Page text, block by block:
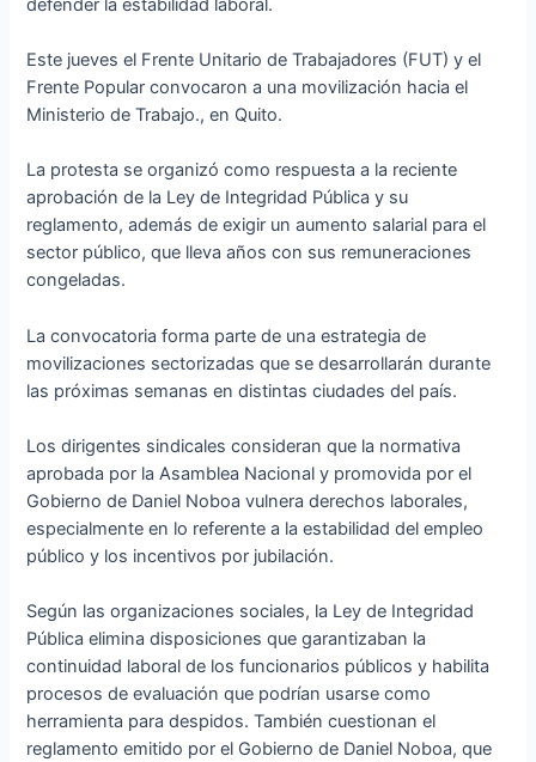
defender la estabilidad laboral.
Este jueves el Frente Unitario de Trabajadores (FUT) y el
Frente Popular convocaron a una movilización hacia el
Ministerio de Trabajo., en Quito.
La protesta se organizó como respuesta a la reciente
aprobación de la Ley de Integridad Pública y su
reglamento, además de exigir un aumento salarial para el
sector público, que lleva años con sus remuneraciones
congeladas.
La convocatoria forma parte de una estrategia de
movilizaciones sectorizadas que se desarrollarán durante
las próximas semanas en distintas ciudades del país.
Los dirigentes sindicales consideran que la normativa
aprobada por la Asamblea Nacional y promovida por el
Gobierno de Daniel Noboa vulnera derechos laborales,
especialmente en lo referente a la estabilidad del empleo
público y los incentivos por jubilación.
Según las organizaciones sociales, la Ley de Integridad
Pública elimina disposiciones que garantizaban la
continuidad laboral de los funcionarios públicos y habilita
procesos de evaluación que podrían usarse como
herramienta para despidos. También cuestionan el
reglamento emitido por el Gobierno de Daniel Noboa, que